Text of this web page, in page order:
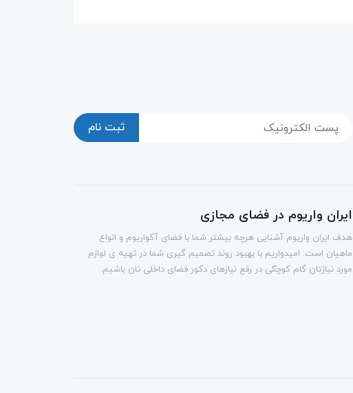
ثبت نام
ایران واریوم در فضای مجازی
هدف ایران واریوم آشنایی هرچه بیشتر شما با فضای آکواریوم و انواع
ماهیان است. امیدواریم با بهبود روند تصمیم گیری شما در تهیه ی لوازم
مورد نیازتان گام کوچکی در رفع نیازهای دکور فضای داخلی تان باشیم.